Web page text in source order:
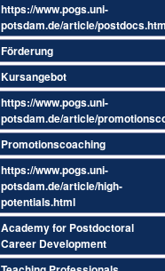
https://www.pogs.uni-
potsdam.de/article/
Förderung
Kursangebot
https://www.pogs.uni-
potsdam.de/article/
Promotionscoaching
https://www.pogs.uni-
potsdam.de/article/high-
potentials.html
Academy for Postdoctoral
Career Development